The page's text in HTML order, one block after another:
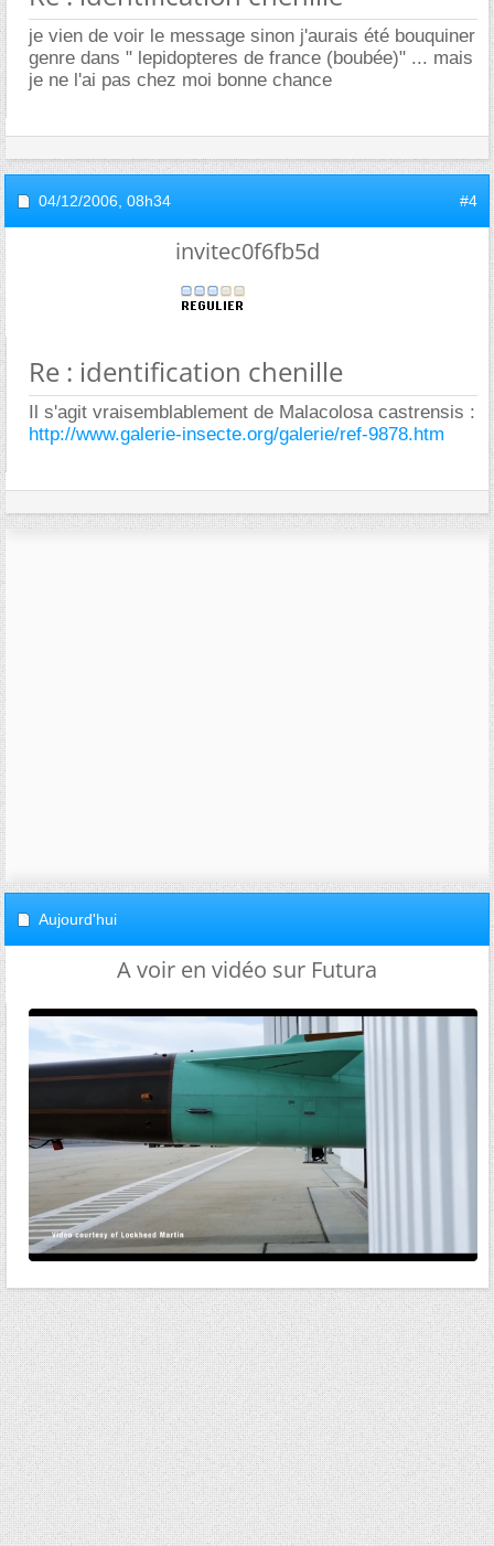
je vien de voir le message sinon j'aurais été bouquiner
genre dans " lepidopteres de france (boubée)" ... mais
je ne l'ai pas chez moi bonne chance
04/12/2006, 08h34 #4
invitec0f6fb5d
Re : identification chenille
Il s'agit vraisemblablement de Malacolosa castrensis :
http://www.galerie-insecte.org/galerie/ref-9878.htm
Aujourd'hui
A voir en vidéo sur Futura